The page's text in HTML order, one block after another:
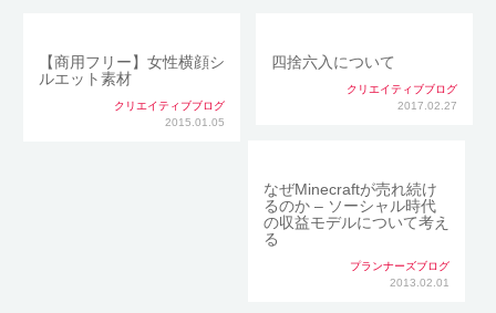
【商用フリー】女性横顔シ
ルエット素材
クリエイティブブログ
2015.01.05
四捨六入について
クリエイティブブログ
2017.02.27
なぜMinecraftが売れ続け
るのか – ソーシャル時代
の収益モデルについて考え
る
プランナーズブログ
2013.02.01